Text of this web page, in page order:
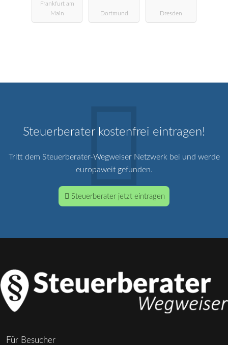
PartG mbB
Frankfurt am
Main
Dortmund Dresden
Steuerberater kostenfrei eintragen!
Tritt dem Steuerberater-Wegweiser Netzwerk bei und werde
europaweit gefunden.
Steuerberater jetzt eintragen
Für Besucher